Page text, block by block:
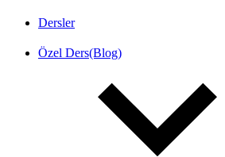
Dersler
Özel Ders(Blog)